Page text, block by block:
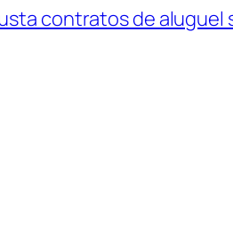
contratos de aluguel